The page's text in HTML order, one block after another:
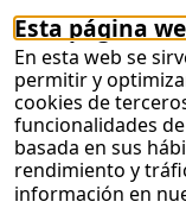
Esta página
En esta web se
permitir y
cookies de
funcionalidades
basada en sus
rendimiento y
información en